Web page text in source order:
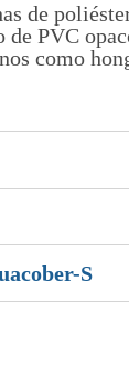
de
de PVC
como
S